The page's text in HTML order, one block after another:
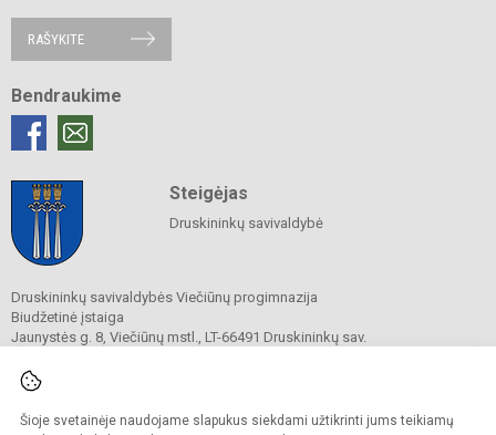
Šioje svetainėje naudojame slapukus siekdami užtikrinti jums teikiamų
RAŠYKITE
Bendraukime
Steigėjas
Druskininkų savivaldybė
Druskininkų savivaldybės Viečiūnų progimnazija
Biudžetinė įstaiga
Jaunystės g. 8, Viečiūnų mstl., LT-66491 Druskininkų sav.
El. p.
Duomenys kaupiami ir saugomi
Juridinių asmenų registre